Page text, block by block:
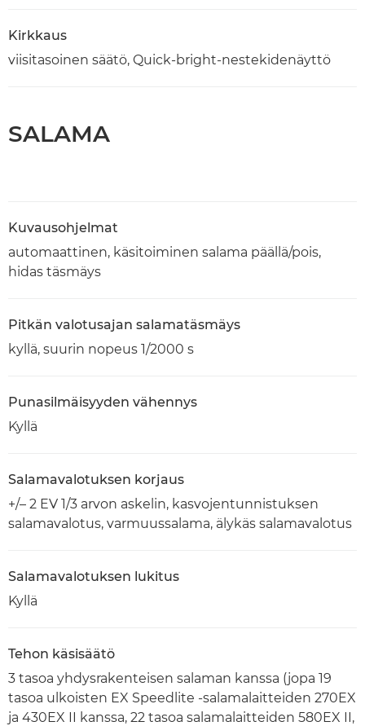
Kirkkaus
viisitasoinen säätö, Quick-bright-nestekidenäyttö
SALAMA
Kuvausohjelmat
automaattinen, käsitoiminen salama päällä/pois,
hidas täsmäys
Pitkän valotusajan salamatäsmäys
kyllä, suurin nopeus 1/2000 s
Punasilmäisyyden vähennys
Kyllä
Salamavalotuksen korjaus
+/– 2 EV 1/3 arvon askelin, kasvojentunnistuksen
salamavalotus, varmuussalama, älykäs salamavalotus
Salamavalotuksen lukitus
Kyllä
Tehon käsisäätö
3 tasoa yhdysrakenteisen salaman kanssa (jopa 19
tasoa ulkoisten EX Speedlite -salamalaitteiden 270EX
ja 430EX II kanssa, 22 tasoa salamalaitteiden 580EX II,